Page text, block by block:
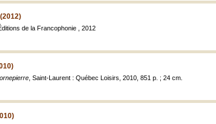
de la Francophonie , 2012
, Saint-Laurent : Québec Loisirs, 2010, 851 p. ; 24 cm.